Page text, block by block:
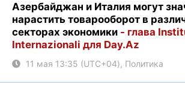
Азербайджан и Италия могут
нарастить товарооборот в
секторах экономики - глава
Internazionali для Day.Az
11 мая 13:35 (UTC+04), Политика